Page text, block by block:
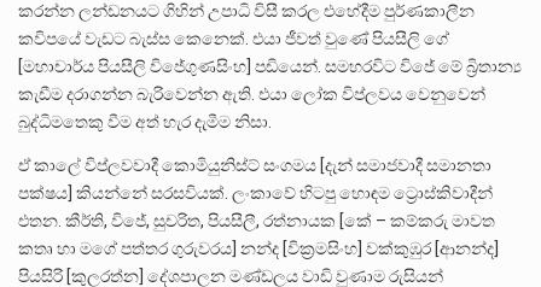
කරන්න ලන්ඩනයට ගිහින් උපාධි විසී කරල එහේදීම පුර්ණකාලීන
කවිපයේ වැඩට බැස්ස කෙනෙක්. එයා ජීවත් වුණේ පියසීලි ගේ
[මහාචාර්ය පියසීලි විජේගුණසිංහ] පඩියෙන්. සමහරවිට විජේ මේ බ්‍රිතාන්‍ය
කැඩීම දරාගන්න බැරිවෙන්න ඇති. එයා ලෝක විප්ලවය වෙනුවෙන්
බුද්ධිමතෙකු වීම අත් හැර දැමීම නිසා.
ඒ කාලේ විප්ලවවාදී කොමියුනිස්ට් සංගමය [දැන් සමාජවාදී සමානතා
පක්ෂය] කියන්නේ සරසවියක්. ලංකාවේ හිටපු හොඳම ට්‍රොස්කිවාදීන්
එතන. කීර්ති, විජේ, සුචරිත, පියසීලී, රත්නායක [කේ – කම්කරු මාවත
කතෘ හා මගේ පත්තර ගුරුවරය] නන්ද [වික්‍රමසිංහ] වක්කුඹුර [ආනන්ද]
පියසිරි [කුලරත්න] දේශපාලන මණ්ඩලය වාඩි වුණාම රුසියන්